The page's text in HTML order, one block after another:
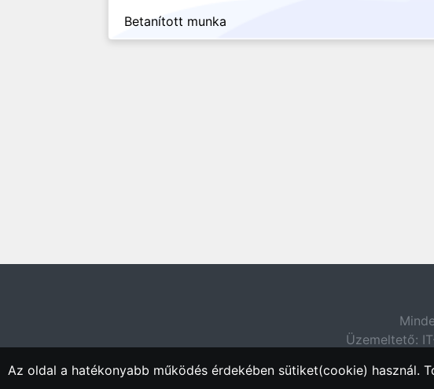
Betanított munka
Üzemeltető:
Az oldal a hatékonyabb működés érdekében sütiket(cookie) használ.